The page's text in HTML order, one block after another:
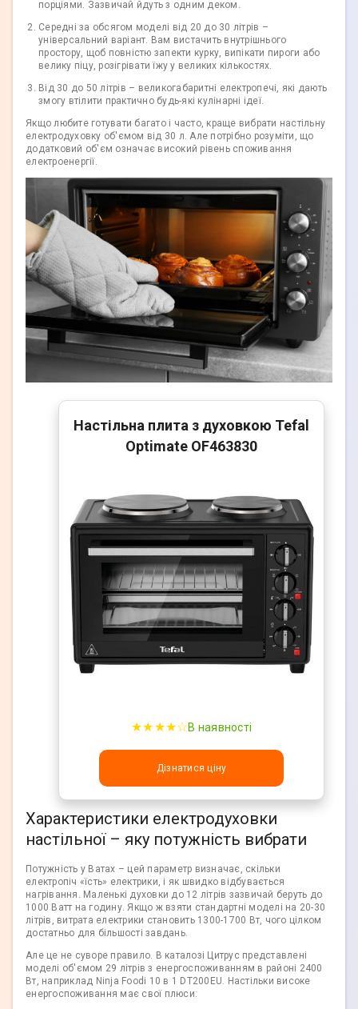
порціями. Зазвичай йдуть з одним деком.
Середні за обсягом моделі від 20 до 30 літрів –
універсальний варіант. Вам вистачить внутрішнього
простору, щоб повністю запекти курку, випікати пироги або
велику піцу, розігрівати їжу у великих кількостях.
Від 30 до 50 літрів – великогабаритні електропечі, які дають
змогу втілити практично будь-які кулінарні ідеї.
Якщо любите готувати багато і часто, краще вибрати настільну
електродуховку об'ємом від 30 л. Але потрібно розуміти, що
додатковий об'єм означає високий рівень споживання
електроенергії.
Настільна плита з духовкою Tefal
Optimate OF463830
★★★★☆В наявності
Дізнатися ціну
Характеристики електродуховки
настільної – яку потужність вибрати
Потужність у Ватах – цей параметр визначає, скільки
електропіч «їсть» електрики, і як швидко відбувається
нагрівання. Маленькі духовки до 12 літрів зазвичай беруть до
1000 Ватт на годину. Якщо ж взяти стандартні моделі на 20-30
літрів, витрата електрики становить 1300-1700 Вт, чого цілком
достатньо для більшості завдань.
Але це не суворе правило. В каталозі Цитрус представлені
моделі об'ємом 29 літрів з енергоспоживанням в районі 2400
Вт, наприклад Ninja Foodi 10 в 1 DT200EU. Настільки високе
енергоспоживання має свої плюси: